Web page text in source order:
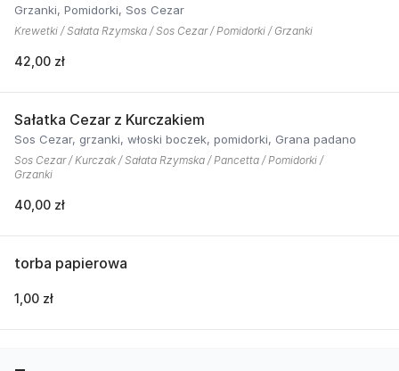
Grzanki, Pomidorki, Sos Cezar
Krewetki / Sałata Rzymska / Sos Cezar / Pomidorki / Grzanki
42,00 zł
Sałatka Cezar z Kurczakiem
Sos Cezar, grzanki, włoski boczek, pomidorki, Grana padano
Sos Cezar / Kurczak / Sałata Rzymska / Pancetta / Pomidorki /
Grzanki
40,00 zł
torba papierowa
1,00 zł